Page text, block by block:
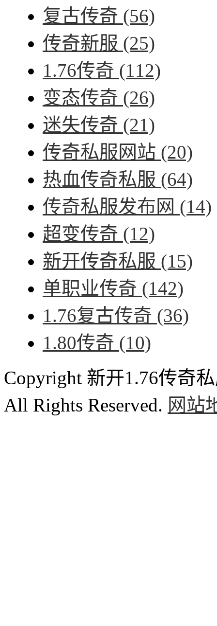
复古传奇 (56)
传奇新服 (25)
1.76传奇 (112)
变态传奇 (26)
迷失传奇 (21)
传奇私服网站 (20)
热血传奇私服 (64)
传奇私服发布网 (14)
超变传奇 (12)
新开传奇私服 (15)
单职业传奇 (142)
1.76复古传奇 (36)
1.80传奇 (10)
Copyright 新开1.76传奇
All Rights Reserved. 网站